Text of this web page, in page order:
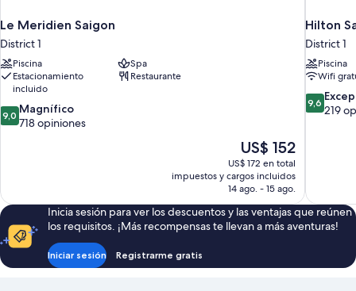
Le Meridien Saigon
District 1
Piscina
Spa
Estacionamiento
incluido
Restaurante
9.0
de
9,0 Magnífico
718 opiniones
El
precio
actual
es
de
US$ 152
US$ 152
US$ 172 en total
impuestos y cargos incluidos
14 ago. - 15 ago.
Hilton
District 1
Piscina
Wifi
9.6
de
9,6
219
Inicia sesión para ver los descuentos y las ventajas que reúnen
los requisitos. ¡Más recompensas te llevan a más aventuras!
Iniciar sesión Registrarme gratis